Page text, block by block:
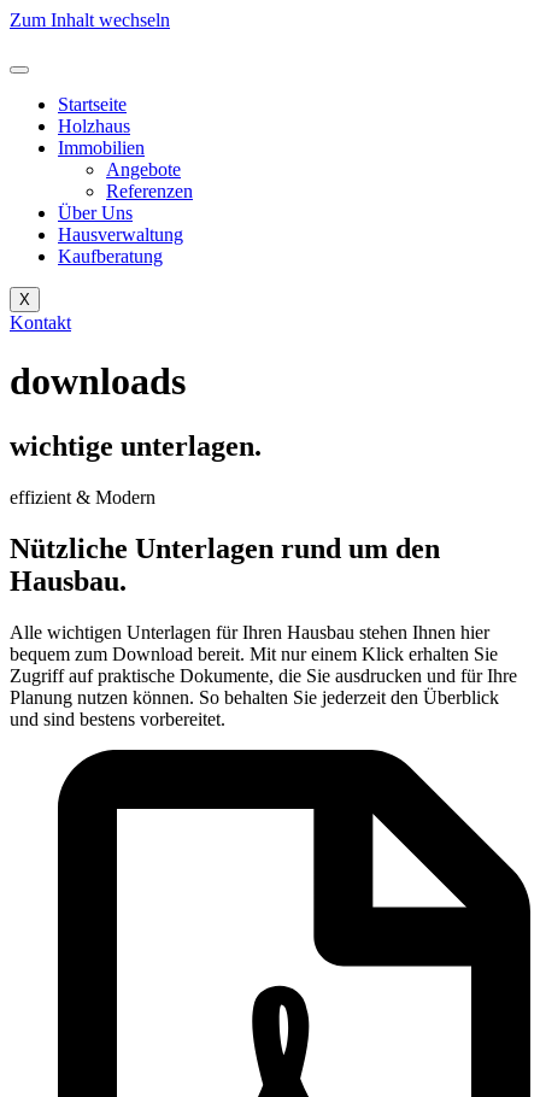
Zum Inhalt wechseln
Startseite
Holzhaus
Immobilien
Angebote
Referenzen
Über Uns
Hausverwaltung
Kaufberatung
X
Kontakt
downloads
wichtige unterlagen.
effizient & Modern
Nützliche Unterlagen rund um den
Hausbau.
Alle wichtigen Unterlagen für Ihren Hausbau stehen Ihnen hier
bequem zum Download bereit. Mit nur einem Klick erhalten Sie
Zugriff auf praktische Dokumente, die Sie ausdrucken und für Ihre
Planung nutzen können. So behalten Sie jederzeit den Überblick
und sind bestens vorbereitet.